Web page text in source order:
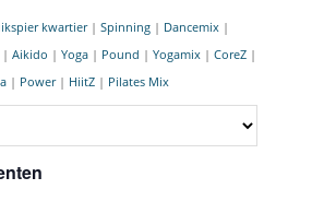
kwartier| Spinning| Dancemix|
| Aikido | Yoga| Pound | Yogamix| CoreZ|
| Power| HiitZ| Pilates Mix